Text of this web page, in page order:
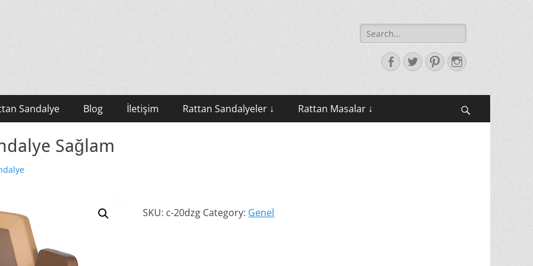
Search
for:
Facebook
TwitterPinterestInstagram
Sandalye Blog İletişim Rattan Sandalyeler ↓ Rattan Masalar ↓
Sağlam
SKU: c-20dzg Category: Genel